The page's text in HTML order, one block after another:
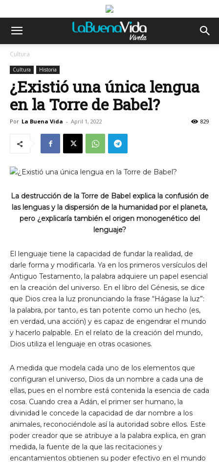
Cultura
Cultura Historia
¿Existió una única lengua
en la Torre de Babel?
Por La Buena Vida - April 1, 2022 829
La destrucción de la Torre de Babel explica la confusión de
las lenguas y la dispersión de la humanidad por el planeta,
pero ¿explicaría también el origen monogenético del
lenguaje?
El lenguaje tiene la capacidad de fundar la realidad, de
darle forma y modificarla. Ya en los primeros versículos del
Antiguo Testamento, la palabra adquiere un papel esencial
en la creación del universo. En el libro del Génesis, se dice
que Dios crea la luz pronunciando la frase “Hágase la luz”:
la palabra, por tanto, es tan potente como un hecho (es,
en verdad, una acción) y es capaz de engendrar el mundo
y hacerlo palpable. En el relato de la creación del mundo,
Dios utiliza el lenguaje en otras ocasiones.
A medida que modela cada uno de los elementos que
configuran el universo, Dios da un nombre a cada una de
ellas, pues en el nombre está contenida la esencia de cada
cosa. Cuando crea a Adán, el primer ser humano, la
divinidad le concede la capacidad de dar nombre a los
animales, reconociéndole así la autoridad sobre ellos. Este
poder creador que se atribuye a la palabra explica, en gran
medida, la fuente de la que las recitaciones y
encantamientos obtienen su poder efectivo en el mundo